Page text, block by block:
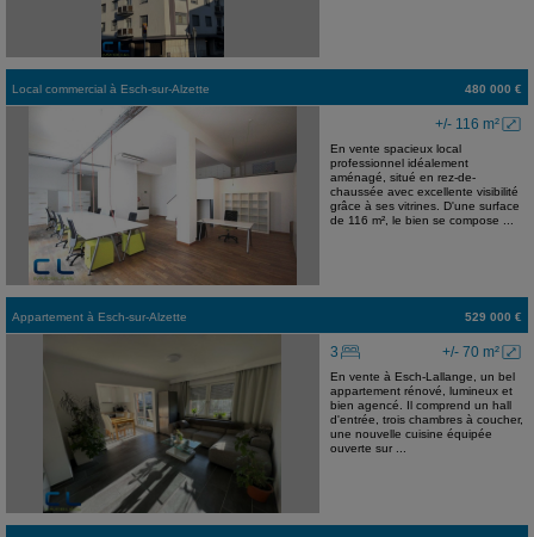
Local commercial à Esch-sur-Alzette 480 000 €
+/- 116 m²
En vente spacieux local
professionnel idéalement
aménagé, situé en rez-de-
chaussée avec excellente visibilité
grâce à ses vitrines. D'une surface
de 116 m², le bien se compose ...
Appartement à Esch-sur-Alzette 529 000 €
+/- 70 m²
3
En vente à Esch-Lallange, un bel
appartement rénové, lumineux et
bien agencé. Il comprend un hall
d'entrée, trois chambres à coucher,
une nouvelle cuisine équipée
ouverte sur ...